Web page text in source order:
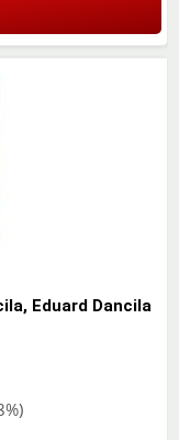
Eduard Dancila